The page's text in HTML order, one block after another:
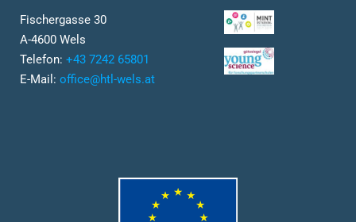
Fischergasse 30
A-4600 Wels
Telefon: +43 7242 65801
E-Mail: office@htl-wels.at